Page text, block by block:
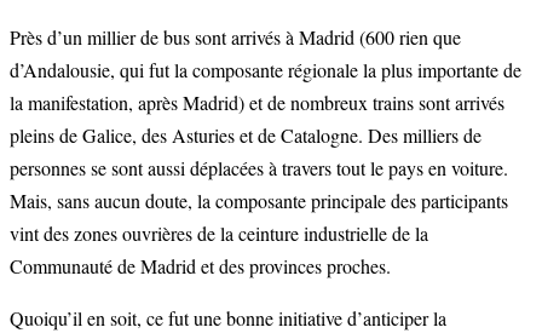
Près d’un millier de bus sont arrivés à Madrid (600 rien que
d’Andalousie, qui fut la composante régionale la plus importante de
la manifestation, après Madrid) et de nombreux trains sont arrivés
pleins de Galice, des Asturies et de Catalogne. Des milliers de
personnes se sont aussi déplacées à travers tout le pays en voiture.
Mais, sans aucun doute, la composante principale des participants
vint des zones ouvrières de la ceinture industrielle de la
Communauté de Madrid et des provinces proches.
Quoiqu’il en soit, ce fut une bonne initiative d’anticiper la